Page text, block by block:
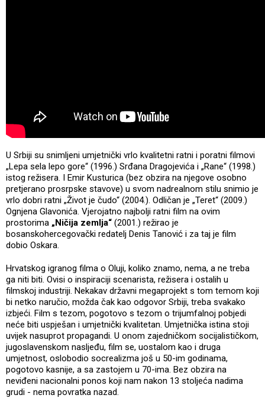
U Srbiji su snimljeni umjetnički vrlo kvalitetni ratni i poratni filmovi
„Lepa sela lepo gore“ (1996.) Srđana Dragojevića i „Rane“ (1998.)
istog režisera. I Emir Kusturica (bez obzira na njegove osobno
pretjerano prosrpske stavove) u svom nadrealnom stilu snimio je
vrlo dobri ratni „Život je čudo“ (2004.). Odličan je „Teret“ (2009.)
Ognjena Glavonića. Vjerojatno najbolji ratni film na ovim
prostorima „Ničija zemlja“ (2001.) režirao je
bosanskohercegovački redatelj Denis Tanović i za taj je film
dobio Oskara.
Hrvatskog igranog filma o Oluji, koliko znamo, nema, a ne treba
ga niti biti. Ovisi o inspiraciji scenarista, režisera i ostalih u
filmskoj industriji. Nekakav državni megaprojekt s tom temom koji
bi netko naručio, možda čak kao odgovor Srbiji, treba svakako
izbjeći. Film s tezom, pogotovo s tezom o trijumfalnoj pobjedi
neće biti uspješan i umjetnički kvalitetan. Umjetnička istina stoji
uvijek nasuprot propagandi. U onom zajedničkom socijalističkom,
jugoslavenskom nasljeđu, film se, uostalom kao i druga
umjetnost, oslobodio socrealizma još u 50-im godinama,
pogotovo kasnije, a sa zastojem u 70-ima. Bez obzira na
neviđeni nacionalni ponos koji nam nakon 13 stoljeća nadima
grudi - nema povratka nazad.